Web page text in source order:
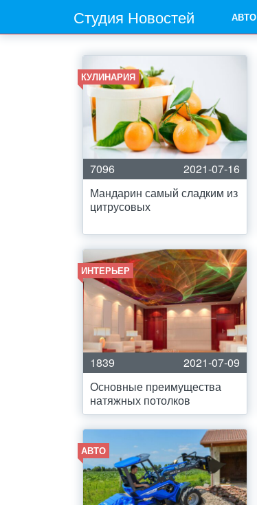
Студия Новостей АВТО
КУЛИНАРИЯ
7096
2021-07-16
Мандарин самый сладким из
цитрусовых
ИНТЕРЬЕР
1839
2021-07-09
Основные преимущества
натяжных потолков
АВТО